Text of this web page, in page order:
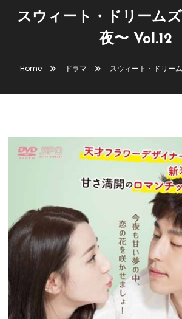
スウィート・ドリーム
夜〜 Vol.12
Home ドラマ スウィート・ドリー
スウィート・ドリームズ〜一千零一夜〜
夜〜 Vol.12